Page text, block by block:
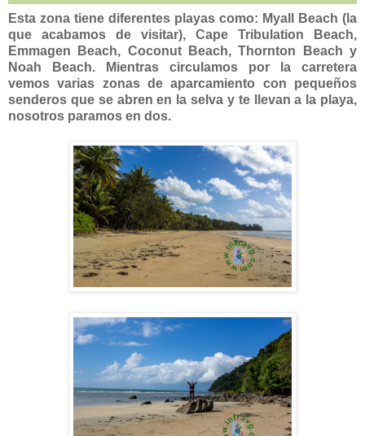
Esta zona tiene diferentes playas como: Myall Beach (la
que acabamos de visitar), Cape Tribulation Beach,
Emmagen Beach, Coconut Beach, Thornton Beach y
Noah Beach. Mientras circulamos por la carretera
vemos varias zonas de aparcamiento con pequeños
senderos que se abren en la selva y te llevan a la playa,
nosotros paramos en dos.